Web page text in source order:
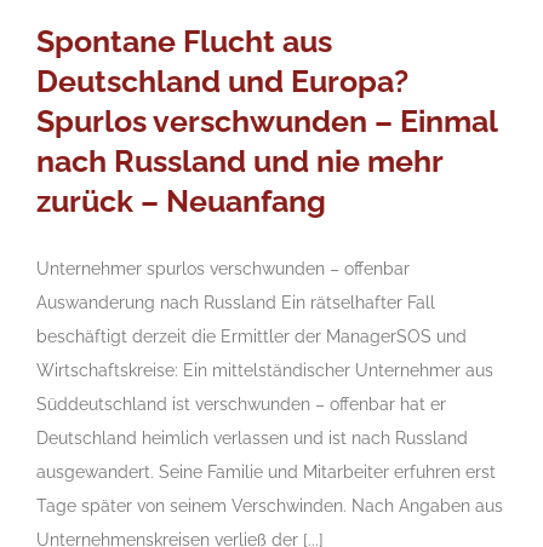
Spontane Flucht aus
Deutschland und Europa?
Spurlos verschwunden – Einmal
nach Russland und nie mehr
zurück – Neuanfang
Unternehmer spurlos verschwunden – offenbar
Auswanderung nach Russland Ein rätselhafter Fall
beschäftigt derzeit die Ermittler der ManagerSOS und
Wirtschaftskreise: Ein mittelständischer Unternehmer aus
Süddeutschland ist verschwunden – offenbar hat er
Deutschland heimlich verlassen und ist nach Russland
ausgewandert. Seine Familie und Mitarbeiter erfuhren erst
Tage später von seinem Verschwinden. Nach Angaben aus
Unternehmenskreisen verließ der [...]